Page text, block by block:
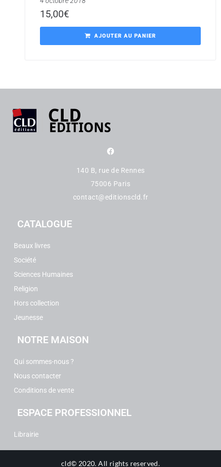
15,00€
AJOUTER AU PANIER
140 B, rue de Rennes
75006 Paris
contact@editionscld.fr
CATALOGUE
Beaux livres
Société
Sciences Humaines
Religion
Hors collection
Jeunesse
NOTRE MAISON
Qui sommes-nous ?
Nous contacter
Conditions de vente
ESPACE PROFESSIONNEL
Librairie
cld© 2020.All rights reserved.